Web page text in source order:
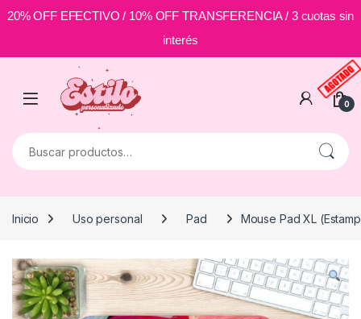
20% OFF EFECTIVO / 10% OFF TRANSFERENCIA / 3 cuotas sin
interés
Skip to navigation
0
Buscar por:
Inicio Uso personal Pad Mouse Pad XL